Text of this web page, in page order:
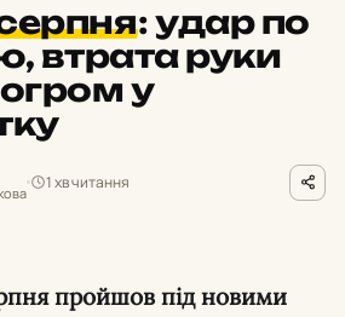
:удар по
втрата руки
у
1 хв читання
пройшов під новими